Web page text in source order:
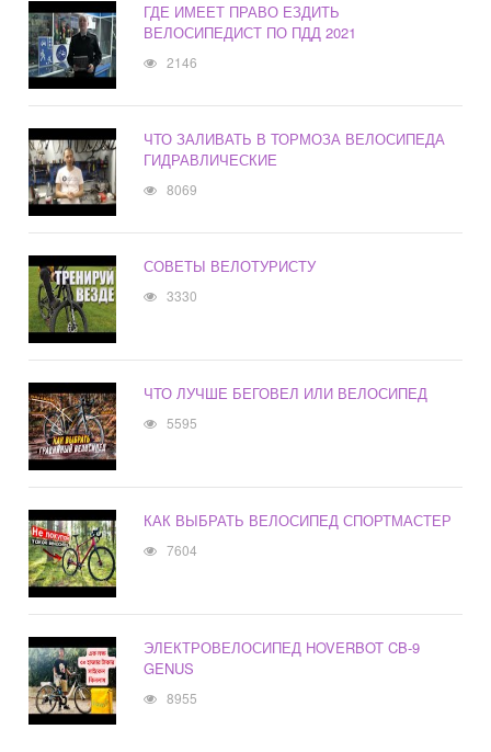
ГДЕ ИМЕЕТ ПРАВО ЕЗДИТЬ
ВЕЛОСИПЕДИСТ ПО ПДД 2021
2146
ЧТО ЗАЛИВАТЬ В ТОРМОЗА ВЕЛОСИПЕДА
ГИДРАВЛИЧЕСКИЕ
8069
СОВЕТЫ ВЕЛОТУРИСТУ
3330
ЧТО ЛУЧШЕ БЕГОВЕЛ ИЛИ ВЕЛОСИПЕД
5595
КАК ВЫБРАТЬ ВЕЛОСИПЕД СПОРТМАСТЕР
7604
ЭЛЕКТРОВЕЛОСИПЕД HOVERBOT CB-9
GENUS
8955